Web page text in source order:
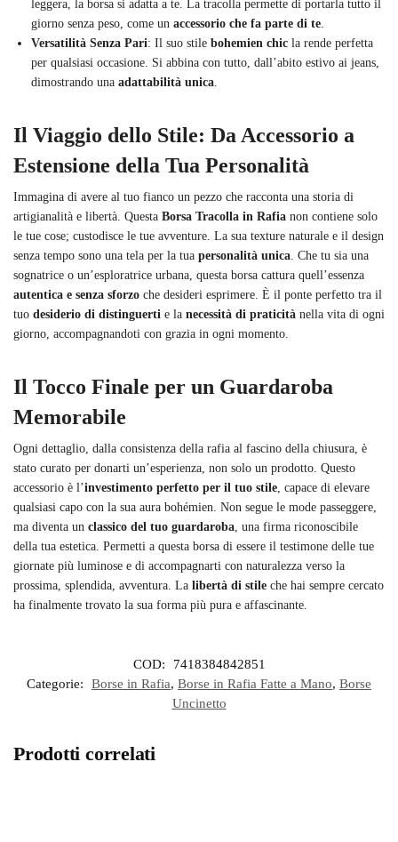
leggera, la borsa si adatta a te. La tracolla permette di portarla tutto il
giorno senza peso, come un accessorio che fa parte di te.
Versatilità Senza Pari: Il suo stile bohemien chic la rende perfetta
per qualsiasi occasione. Si abbina con tutto, dall’abito estivo ai jeans,
dimostrando una adattabilità unica.
Il Viaggio dello Stile: Da Accessorio a
Estensione della Tua Personalità
Immagina di avere al tuo fianco un pezzo che racconta una storia di
artigianalità e libertà. Questa Borsa Tracolla in Rafia non contiene solo
le tue cose; custodisce le tue avventure. La sua texture naturale e il design
senza tempo sono una tela per la tua personalità unica. Che tu sia una
sognatrice o un’esploratrice urbana, questa borsa cattura quell’essenza
autentica e senza sforzo che desideri esprimere. È il ponte perfetto tra il
tuo desiderio di distinguerti e la necessità di praticità nella vita di ogni
giorno, accompagnandoti con grazia in ogni momento.
Il Tocco Finale per un Guardaroba
Memorabile
Ogni dettaglio, dalla consistenza della rafia al fascino della chiusura, è
stato curato per donarti un’esperienza, non solo un prodotto. Questo
accessorio è l’investimento perfetto per il tuo stile, capace di elevare
qualsiasi capo con la sua aura bohémien. Non segue le mode passeggere,
ma diventa un classico del tuo guardaroba, una firma riconoscibile
della tua estetica. Permetti a questa borsa di essere il testimone delle tue
giornate più luminose e di accompagnarti con naturalezza verso la
prossima, splendida, avventura. La libertà di stile che hai sempre cercato
ha finalmente trovato la sua forma più pura e affascinante.
COD:
7418384842851
Categorie:
Borse in Rafia, Borse in Rafia Fatte a Mano, Borse
Uncinetto
Prodotti correlati